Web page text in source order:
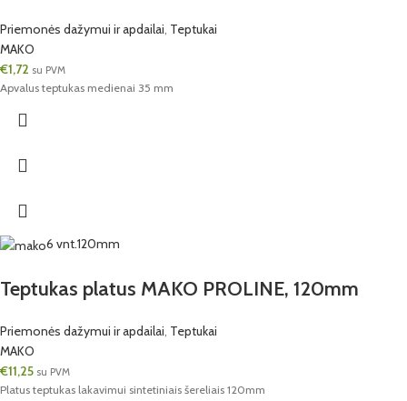
Priemonės dažymui ir apdailai, Teptukai
MAKO
€1,72 su PVM
Apvalus teptukas medienai 35 mm
6 vnt.120mm
Teptukas platus MAKO PROLINE, 120mm
Priemonės dažymui ir apdailai, Teptukai
MAKO
€11,25 su PVM
Platus teptukas lakavimui sintetiniais šereliais 120mm